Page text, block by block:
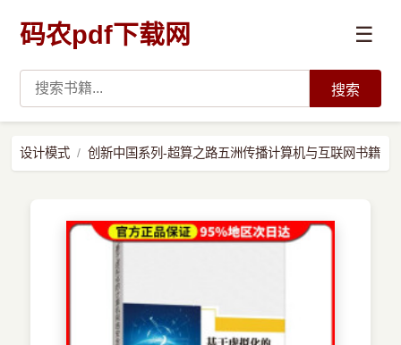
码农pdf下载网 ☰
搜索
设计模式 创新中国系列-超算之路五洲传播计算机与互联网书籍